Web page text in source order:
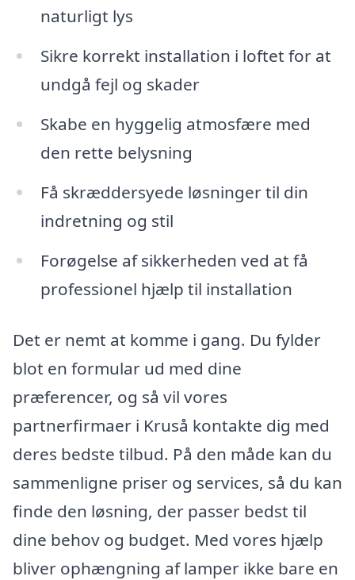
naturligt lys
Sikre korrekt installation i loftet for at
undgå fejl og skader
Skabe en hyggelig atmosfære med
den rette belysning
Få skræddersyede løsninger til din
indretning og stil
Forøgelse af sikkerheden ved at få
professionel hjælp til installation
Det er nemt at komme i gang. Du fylder
blot en formular ud med dine
præferencer, og så vil vores
partnerfirmaer i Kruså kontakte dig med
deres bedste tilbud. På den måde kan du
sammenligne priser og services, så du kan
finde den løsning, der passer bedst til
dine behov og budget. Med vores hjælp
bliver ophængning af lamper ikke bare en